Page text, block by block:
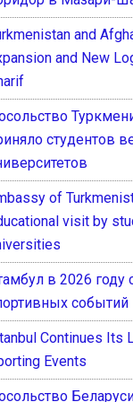
and
and New
студентов
of
visit by
в 2026 году
Continues Its
Events